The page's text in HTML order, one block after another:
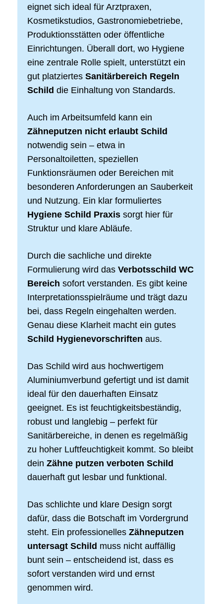
eignet sich ideal für Arztpraxen,
Kosmetikstudios, Gastronomiebetriebe,
Produktionsstätten oder öffentliche
Einrichtungen. Überall dort, wo Hygiene
eine zentrale Rolle spielt, unterstützt ein
gut platziertes Sanitärbereich Regeln
Schild die Einhaltung von Standards.
Auch im Arbeitsumfeld kann ein
Zähneputzen nicht erlaubt Schild
notwendig sein – etwa in
Personaltoiletten, speziellen
Funktionsräumen oder Bereichen mit
besonderen Anforderungen an Sauberkeit
und Nutzung. Ein klar formuliertes
Hygiene Schild Praxis sorgt hier für
Struktur und klare Abläufe.
Durch die sachliche und direkte
Formulierung wird das Verbotsschild WC
Bereich sofort verstanden. Es gibt keine
Interpretationsspielräume und trägt dazu
bei, dass Regeln eingehalten werden.
Genau diese Klarheit macht ein gutes
Schild Hygienevorschriften aus.
Das Schild wird aus hochwertigem
Aluminiumverbund gefertigt und ist damit
ideal für den dauerhaften Einsatz
geeignet. Es ist feuchtigkeitsbeständig,
robust und langlebig – perfekt für
Sanitärbereiche, in denen es regelmäßig
zu hoher Luftfeuchtigkeit kommt. So bleibt
dein Zähne putzen verboten Schild
dauerhaft gut lesbar und funktional.
Das schlichte und klare Design sorgt
dafür, dass die Botschaft im Vordergrund
steht. Ein professionelles Zähneputzen
untersagt Schild muss nicht auffällig
bunt sein – entscheidend ist, dass es
sofort verstanden wird und ernst
genommen wird.